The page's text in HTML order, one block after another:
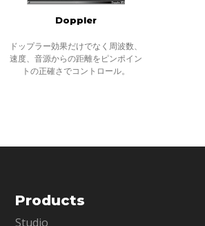
Doppler
ドップラー効果だけでなく周波数、
速度、音源からの距離をピンポイン
トの正確さでコントロール。
Products
Studio